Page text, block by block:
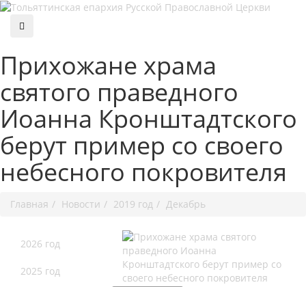
Прихожане храма
святого праведного
Иоанна Кронштадтского
берут пример со своего
небесного покровителя
Главная Новости 2019 год Декабрь
2026 год
2025 год